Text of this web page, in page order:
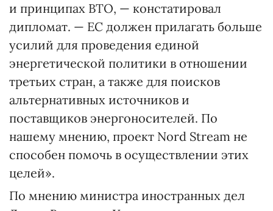
и принципах ВТО, — констатировал
дипломат. — ЕС должен прилагать больше
усилий для проведения единой
энергетической политики в отношении
третьих стран, а также для поисков
альтернативных источников и
поставщиков энергоносителей. По
нашему мнению, проект Nord Stream не
способен помочь в осуществлении этих
целей».
По мнению министра иностранных дел